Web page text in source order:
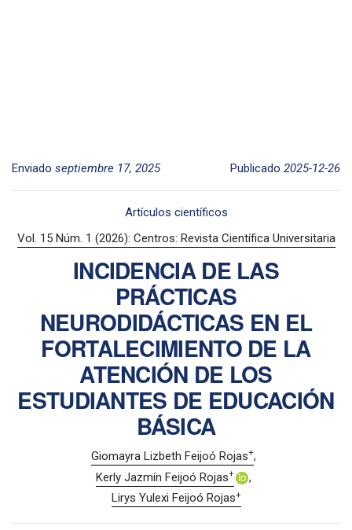
Enviado septiembre 17, 2025 Publicado 2025-12-26
Artículos científicos
Vol. 15 Núm. 1 (2026): Centros: Revista Científica Universitaria
INCIDENCIA DE LAS
PRÁCTICAS
NEURODIDÁCTICAS EN EL
FORTALECIMIENTO DE LA
ATENCIÓN DE LOS
ESTUDIANTES DE EDUCACIÓN
BÁSICA
Giomayra Lizbeth Feijoó Rojas+
Kerly Jazmín Feijoó Rojas+
Lirys Yulexi Feijoó Rojas+